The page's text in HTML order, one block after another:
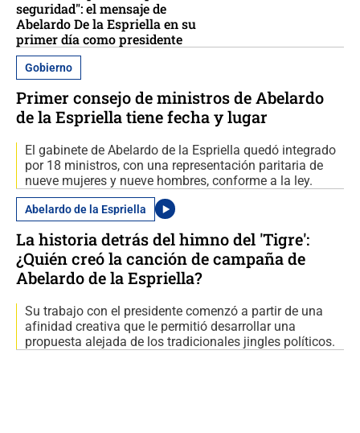
seguridad": el mensaje de
Abelardo De la Espriella en su
primer día como presidente
Gobierno
Primer consejo de ministros de Abelardo
de la Espriella tiene fecha y lugar
El gabinete de Abelardo de la Espriella quedó integrado
por 18 ministros, con una representación paritaria de
nueve mujeres y nueve hombres, conforme a la ley.
Abelardo de la Espriella
La historia detrás del himno del 'Tigre':
¿Quién creó la canción de campaña de
Abelardo de la Espriella?
Su trabajo con el presidente comenzó a partir de una
afinidad creativa que le permitió desarrollar una
propuesta alejada de los tradicionales jingles políticos.